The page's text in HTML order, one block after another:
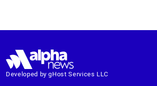
Developed by gHost Services LLC